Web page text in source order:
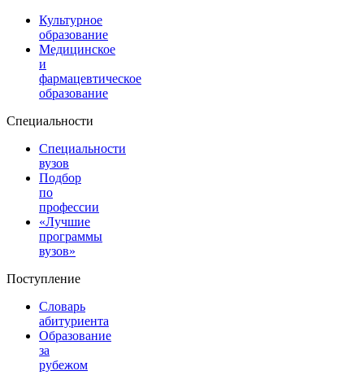
Культурное
образование
Медицинское
и
фармацевтическое
образование
Специальности
Специальности
вузов
Подбор
по
профессии
«Лучшие
программы
вузов»
Поступление
Словарь
абитуриента
Образование
за
рубежом